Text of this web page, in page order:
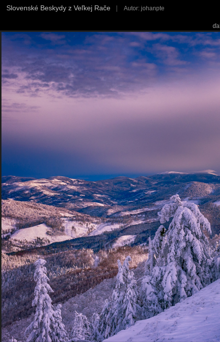
Slovenské Beskydy z Veľkej Rače | Autor: johanpte